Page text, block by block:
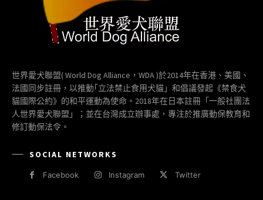
世界愛犬聯盟( World Dog Alliance，WDA )於2014年在香港、美國、
法國同步註冊，以推動｢立法禁止食用犬貓」和倡議發起《禁食犬
貓國際公約》的和平運動為使命。2018年在日本註冊「一般社團法
人世界愛犬聯盟」；並在台灣成立辦事處，專注於推廣動保教育和
修訂動保法令。
SOCIAL NETWORKS
Facebook Instagram Twitter